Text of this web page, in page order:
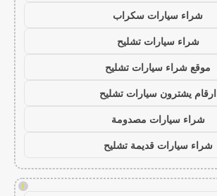
شراء سيارات سكراب
شراء سيارات تشليح
موقع شراء سيارات تشليح
ارقام يشترون سيارات تشليح
شراء سيارات مصدومة
شراء سيارات قديمة تشليح
!